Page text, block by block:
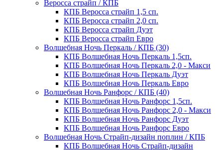
Веросса страйп / КПБ
КПБ Веросса страйп 1,5 сп.
КПБ Веросса страйп 2,0 сп.
КПБ Веросса страйп Дуэт
КПБ Веросса страйп Евро
Волшебная Ночь Перкаль / КПБ (30)
КПБ Волшебная Ночь Перкаль 1,5сп.
КПБ Волшебная Ночь Перкаль 2,0 - Макси
КПБ Волшебная Ночь Перкаль Дуэт
КПБ Волшебная Ночь Перкаль Евро
Волшебная Ночь Ранфорс / КПБ (40)
КПБ Волшебная Ночь Ранфорс 1,5сп.
КПБ Волшебная Ночь Ранфорс 2,0 - Макси
КПБ Волшебная Ночь Ранфорс Дуэт
КПБ Волшебная Ночь Ранфорс Евро
Волшебная Ночь Страйп-дизайн поплин / КПБ
КПБ Волшебная Ночь Страйп-дизайн